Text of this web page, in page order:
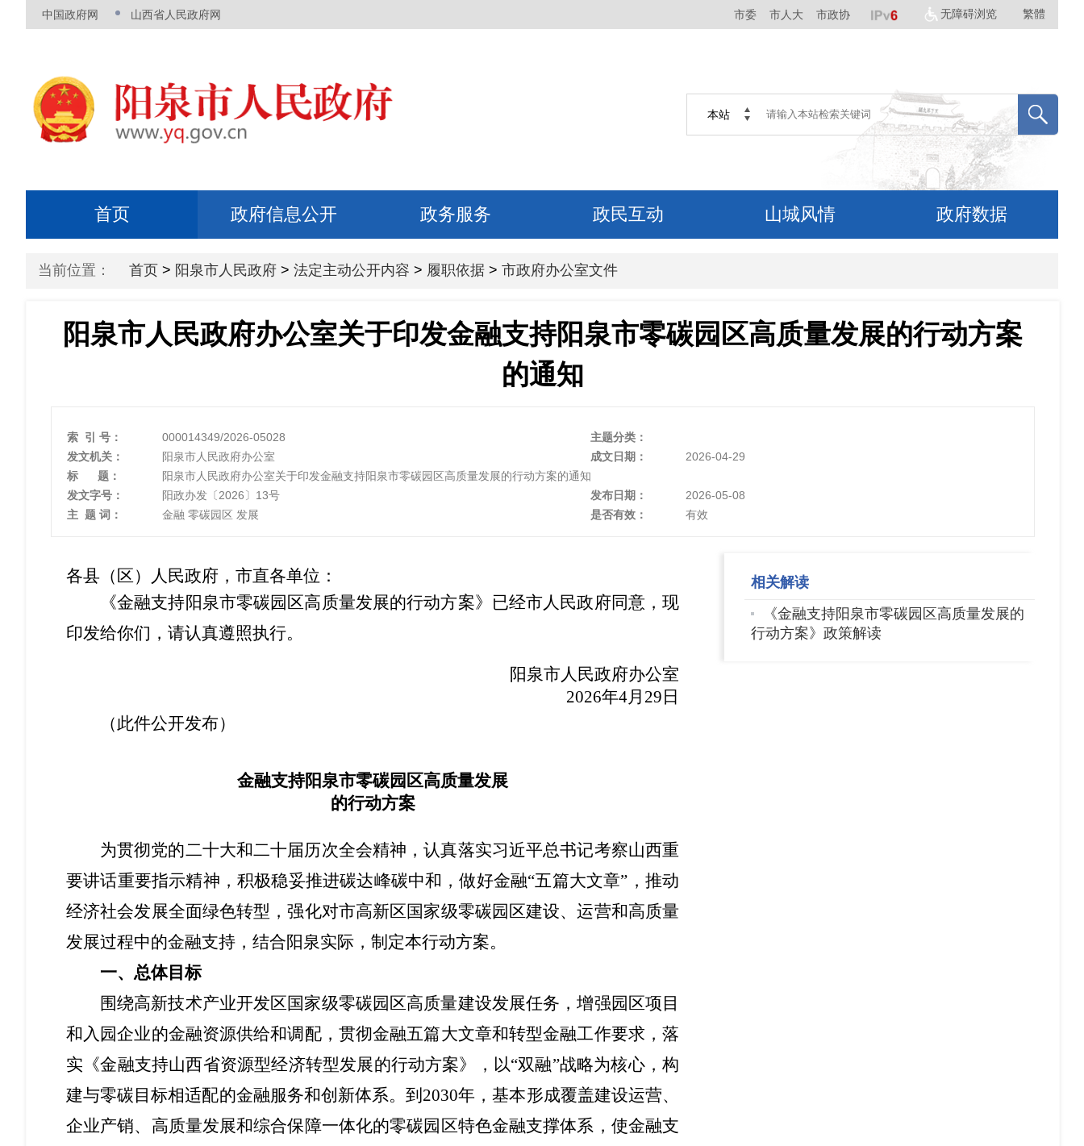
当前位置： 首页 > 阳泉市人民政府 > 法定主动公开内容 > 履职依据 > 市政府办公室文件
阳泉市人民政府办公室关于印发金融支持阳泉市零碳园区高质量发展的行动方案
的通知
索 引 号： 000014349/2026-05028
主题分类：
发文机关：
阳泉市人民政府办公室 成文日期：
2026-04-29
标 题：
阳泉市人民政府办公室关于印发金融支持阳泉市零碳园区高质量发展的行动方案的通知
发文字号：
阳政办发〔2026〕13号 发布日期：
2026-05-08
主 题 词：
金融 零碳园区 发展 是否有效： 有效
各县（区）人民政府，市直各单位：
《金融支持阳泉市零碳园区高质量发展的行动方案》已经市人民政府同意，现
印发给你们，请认真遵照执行。
阳泉市人民政府办公室
2026年4月29日
（此件公开发布）
金融支持阳泉市零碳园区高质量发展
的行动方案
为贯彻党的二十大和二十届历次全会精神，认真落实习近平总书记考察山西重
要讲话重要指示精神，积极稳妥推进碳达峰碳中和，做好金融“五篇大文章”，推动
经济社会发展全面绿色转型，强化对市高新区国家级零碳园区建设、运营和高质量
发展过程中的金融支持，结合阳泉实际，制定本行动方案。
一、总体目标
围绕高新技术产业开发区国家级零碳园区高质量建设发展任务，增强园区项目
和入园企业的金融资源供给和调配，贯彻金融五篇大文章和转型金融工作要求，落
实《金融支持山西省资源型经济转型发展的行动方案》，以“双融”战略为核心，构
建与零碳目标相适配的金融服务和创新体系。到2030年，基本形成覆盖建设运营、
企业产销、高质量发展和综合保障一体化的零碳园区特色金融支撑体系，使金融支
相关解读
《金融支持阳泉市零碳园区高质量发展的
行动方案》政策解读